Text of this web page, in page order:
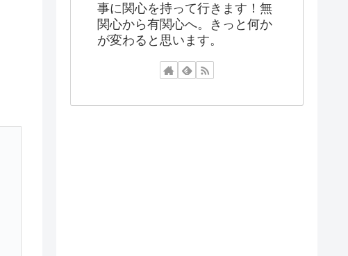
事に関心を持って行きます！無
関心から有関心へ。きっと何か
が変わると思います。